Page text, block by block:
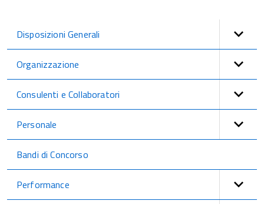
in
formato
Disposizioni Generali
Organizzazione
Consulenti e Collaboratori
Personale
Bandi di Concorso
Performance